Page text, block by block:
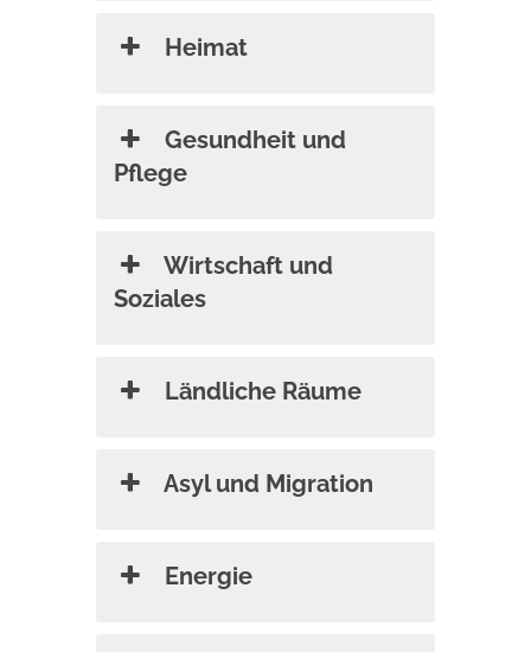
Heimat
Gesundheit und
Pflege
Wirtschaft und
Soziales
Ländliche Räume
Asyl und Migration
Energie